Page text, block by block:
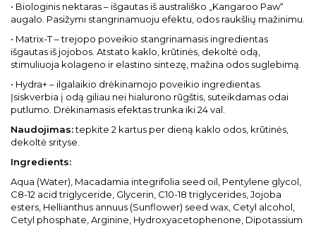
• Biologinis nektaras – išgautas iš australiško „Kangaroo Paw“
augalo. Pasižymi stangrinamuoju efektu, odos raukšlių mažinimu.
• Matrix-T – trejopo poveikio stangrinamasis ingredientas
išgautas iš jojobos. Atstato kaklo, krūtinės, dekoltė odą,
stimuliuoja kolageno ir elastino sintezę, mažina odos suglebimą.
• Hydra+ – ilgalaikio drėkinamojo poveikio ingredientas.
Įsiskverbia į odą giliau nei hialurono rūgštis, suteikdamas odai
putlumo. Drėkinamasis efektas trunka iki 24 val.
Naudojimas:tepkite 2 kartus per dieną kaklo odos, krūtinės,
dekoltė srityse.
Ingredients:
Aqua (Water), Macadamia integrifolia seed oil, Pentylene glycol,
C8-12 acid triglyceride, Glycerin, C10-18 triglycerides, Jojoba
esters, Hellianthus annuus (Sunflower) seed wax, Cetyl alcohol,
Cetyl phosphate, Arginine, Hydroxyacetophenone, Dipotassium